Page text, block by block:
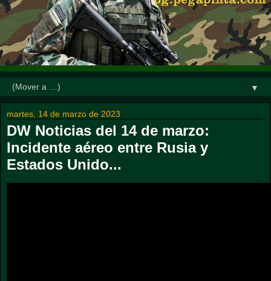
▼
martes, 14 de marzo de 2023
DW Noticias del 14 de marzo:
Incidente aéreo entre Rusia y
Estados Unido...